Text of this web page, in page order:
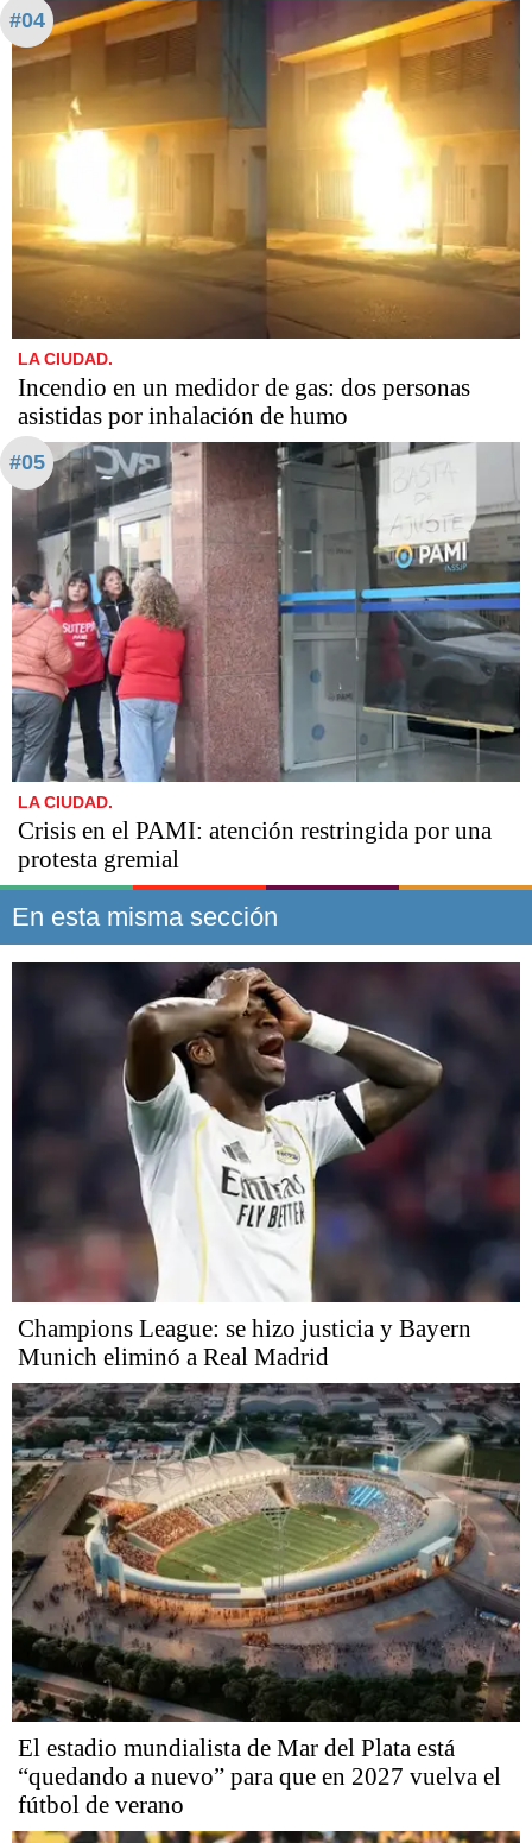
#04
LA CIUDAD.
Incendio en un medidor de gas: dos personas
asistidas por inhalación de humo
#05
LA CIUDAD.
Crisis en el PAMI: atención restringida por una
protesta gremial
En esta misma sección
Champions League: se hizo justicia y Bayern
Munich eliminó a Real Madrid
El estadio mundialista de Mar del Plata está
“quedando a nuevo” para que en 2027 vuelva el
fútbol de verano